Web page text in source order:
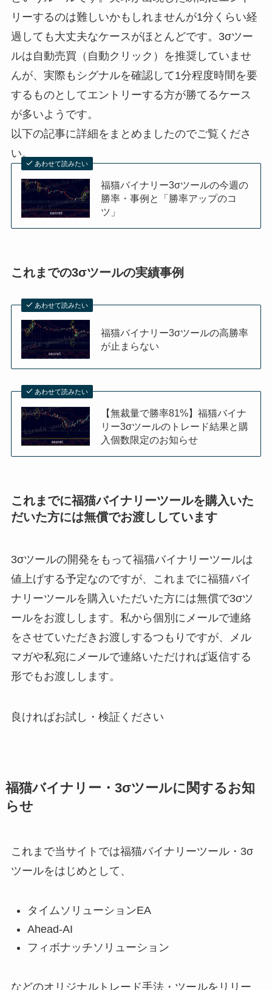
リーするのは難しいかもしれませんが1分くらい経
過しても大丈夫なケースがほとんどです。3σツー
ルは自動売買（自動クリック）を推奨していませ
んが、実際もシグナルを確認して1分程度時間を要
するものとしてエントリーする方が勝てるケース
が多いようです。
以下の記事に詳細をまとめましたのでご覧くださ
い。
あわせて読みたい
福猫バイナリー3σツールの今週の
勝率・事例と「勝率アップのコ
ツ」
これまでの3σツールの実績事例
あわせて読みたい
福猫バイナリー3σツールの高勝率
が止まらない
あわせて読みたい
【無裁量で勝率81%】福猫バイナ
リー3σツールのトレード結果と購
入個数限定のお知らせ
これまでに福猫バイナリーツールを購入いた
だいた方には無償でお渡ししています
3σツールの開発をもって福猫バイナリーツールは
値上げする予定なのですが、これまでに福猫バイ
ナリーツールを購入いただいた方には無償で3σツ
ールをお渡しします。私から個別にメールで連絡
をさせていただきお渡しするつもりですが、メル
マガや私宛にメールで連絡いただければ返信する
形でもお渡しします。
良ければお試し・検証ください
福猫バイナリー・3σツールに関するお知
らせ
これまで当サイトでは福猫バイナリーツール・3σ
ツールをはじめとして、
タイムソリューションEA
Ahead-AI
フィボナッチソリューション
などのオリジナルトレード手法・ツールをリリー